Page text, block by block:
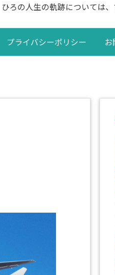
の人生の軌跡については、
プライバシーポリシー お